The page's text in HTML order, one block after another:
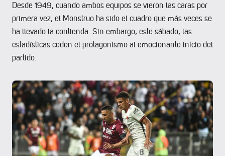
Desde 1949, cuando ambos equipos se vieron las caras por
primera vez, el Monstruo ha sido el cuadro que más veces se
ha llevado la contienda. Sin embargo, este sábado, las
estadísticas ceden el protagonismo al emocionante inicio del
partido.